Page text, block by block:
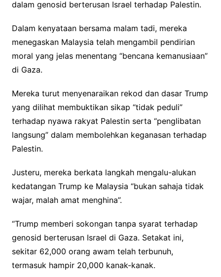
dalam genosid berterusan Israel terhadap Palestin.
Dalam kenyataan bersama malam tadi, mereka
menegaskan Malaysia telah mengambil pendirian
moral yang jelas menentang “bencana kemanusiaan”
di Gaza.
Mereka turut menyenaraikan rekod dan dasar Trump
yang dilihat membuktikan sikap “tidak peduli”
terhadap nyawa rakyat Palestin serta “penglibatan
langsung” dalam membolehkan keganasan terhadap
Palestin.
Justeru, mereka berkata langkah mengalu-alukan
kedatangan Trump ke Malaysia “bukan sahaja tidak
wajar, malah amat menghina”.
“Trump memberi sokongan tanpa syarat terhadap
genosid berterusan Israel di Gaza. Setakat ini,
sekitar 62,000 orang awam telah terbunuh,
termasuk hampir 20,000 kanak-kanak.